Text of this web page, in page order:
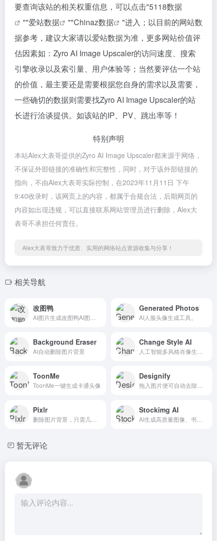
要查询该站的相关权重信息，可以点击"5118数据
""爱站数据 ""Chinaz数据
"进入；以目前的网站数
据参考，建议大家请以爱站数据为准，更多网站价值评
估因素如：Zyro AI Image Upscaler的访问速度、搜索
引擎收录以及索引量、用户体验等；当然要评估一个站
的价值，最主要还是需要根据您自身的需求以及需要，
一些确切的数据则需要找Zyro AI Image Upscaler的站
长进行洽谈提供。如该站的IP、PV、跳出率等！
特别声明
本站Alex大表哥提供的Zyro AI Image Upscaler都来源于网络，
不保证外部链接的准确性和完整性，同时，对于该外部链接的
指向，不由Alex大表哥实际控制，在2023年11月11日 下午
9:40收录时，该网页上的内容，都属于合规合法，后期网页的
内容如出现违规，可以直接联系网站管理员进行删除，Alex大
表哥不承担任何责任。
Alex大表哥致力于优质、实用的网络站点资源收集与分享！
相关导航
改图鸭 Generated Photos
AI人脸头像生成工具。
Background Eraser
AI自动删除图片背景
Change Style AI
ToonMe
ToonMe一键生成卡通头像
Designify
Pixlr Stockimg AI
暂无评论